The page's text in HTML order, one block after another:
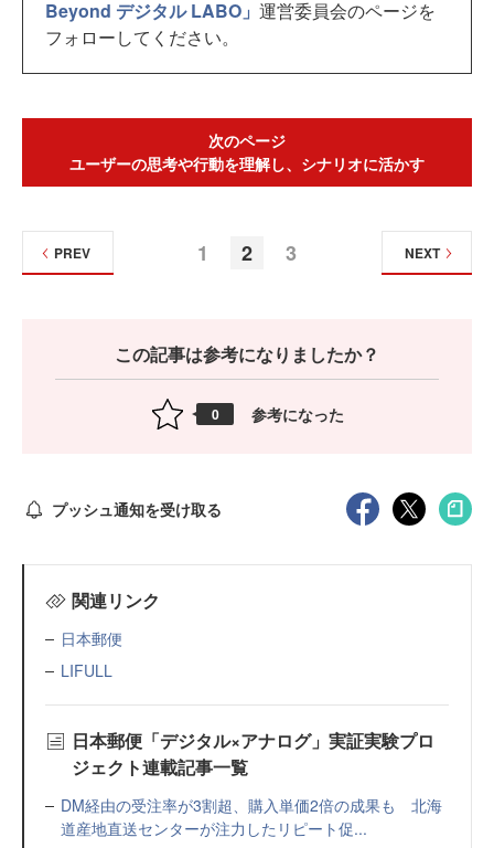
Beyond デジタル LABO」 運営委員会のページを
フォローしてください。
次のページ
ユーザーの思考や行動を理解し、シナリオに活かす
1 2 3
PREV NEXT
この記事は参考になりましたか？
0 参考になった
プッシュ通知を受け取る
関連リンク
日本郵便
LIFULL
日本郵便「デジタル×アナログ」実証実験プロ
ジェクト連載記事一覧
DM経由の受注率が3割超、購入単価2倍の成果も 北海
道産地直送センターが注力したリピート促...